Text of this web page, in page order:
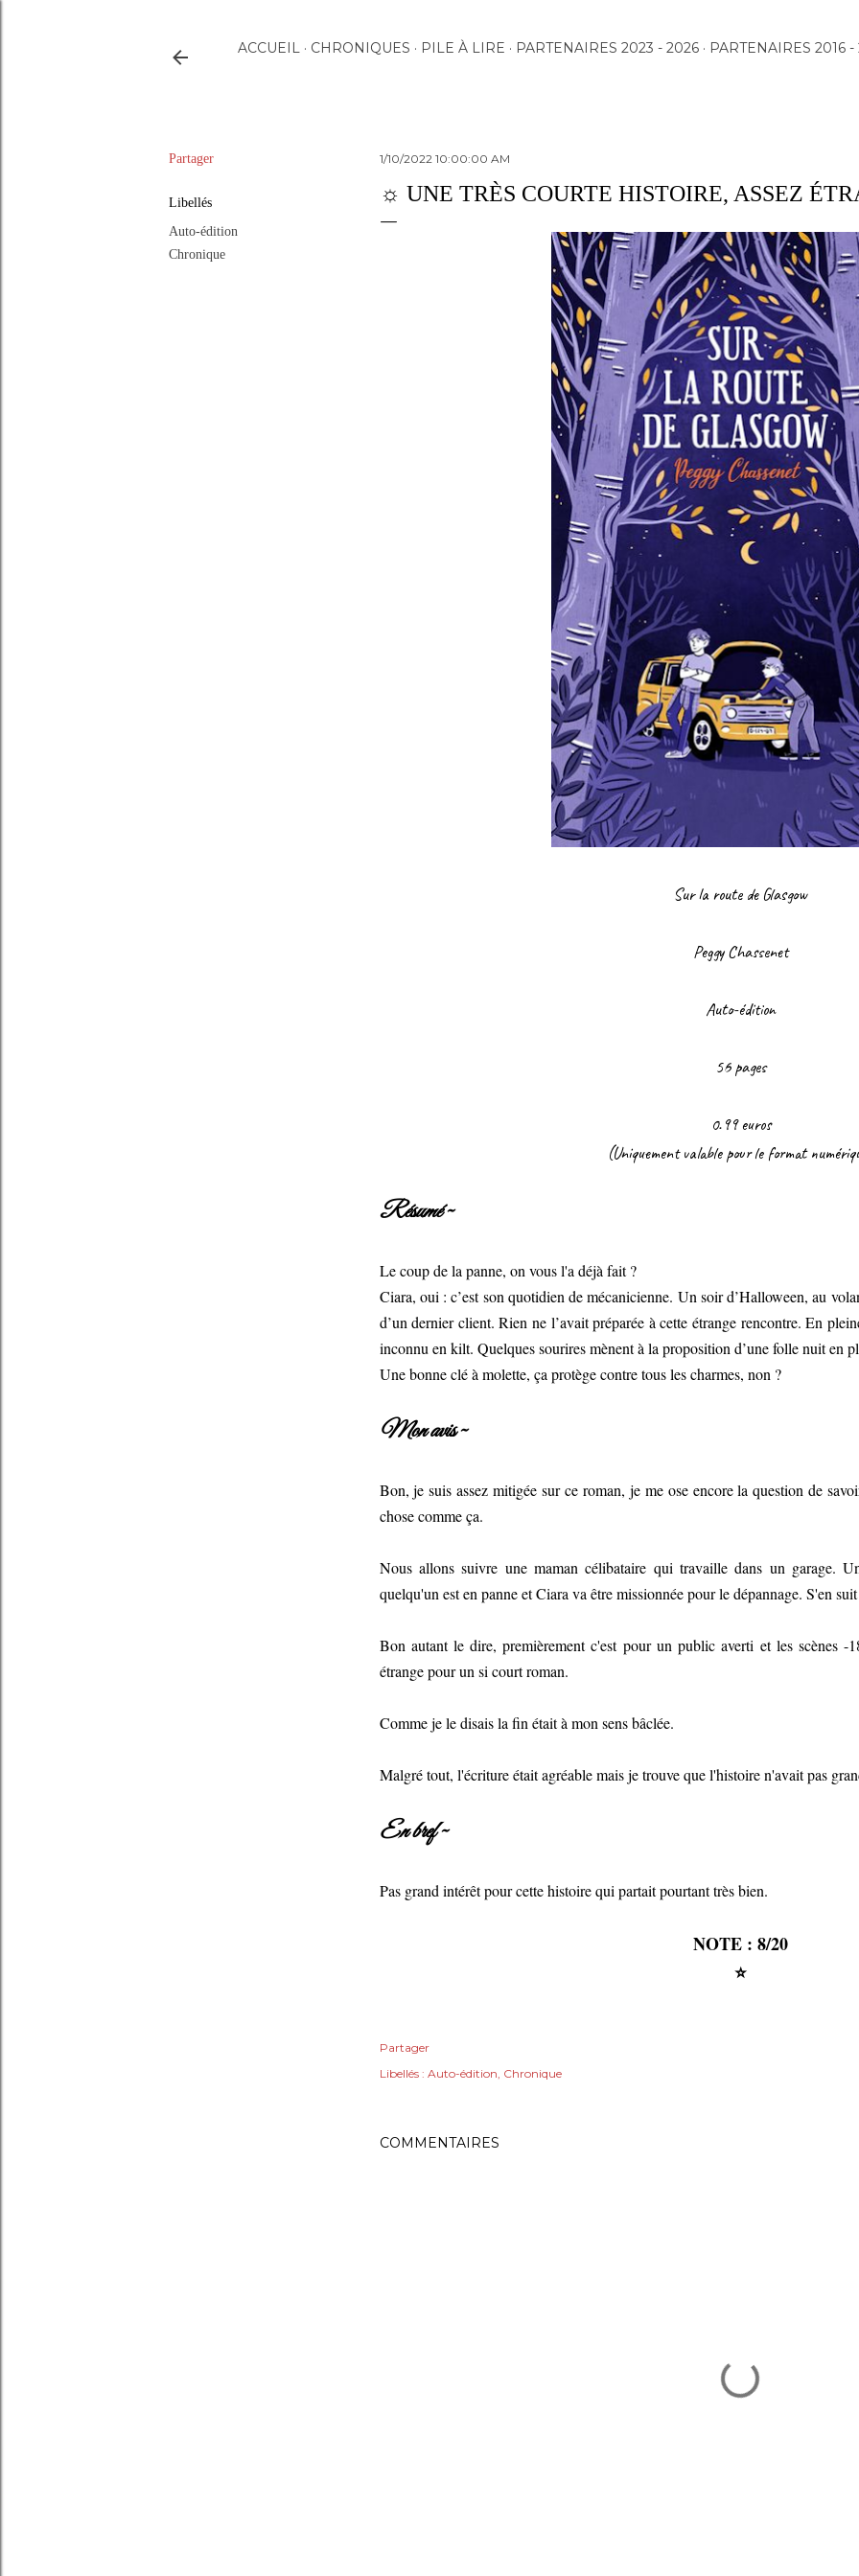
ACCUEIL CHRONIQUES PILE À LIRE PARTENAIRES 2023 - 2026 PARTENAIRES 2016 -
Partager
Libellés
Auto-édition
Chronique
1/10/2022 10:00:00 AM
☼ UNE TRÈS COURTE HISTOIRE, ASSEZ
Sur la route de Glasgow
Peggy Chassenet
Auto-édition
56 pages
0.99 euros
(Uniquement valable pour le format
Résumé ~
Le coup de la panne, on vous l'a déjà fait ?
Ciara, oui : c’est son quotidien de mécanicienne. Un soir d’Halloween, au
d’un dernier client. Rien ne l’avait préparée à cette étrange rencontre. En
inconnu en kilt. Quelques sourires mènent à la proposition d’une folle nuit en
Une bonne clé à molette, ça protège contre tous les charmes, non ?
Mon avis ~
Bon, je suis assez mitigée sur ce roman, je me ose encore la question de
chose comme ça.
Nous allons suivre une maman célibataire qui travaille dans un garage.
quelqu'un est en panne et Ciara va être missionnée pour le dépannage. S'en
Bon autant le dire, premièrement c'est pour un public averti et les scènes -
étrange pour un si court roman.
Comme je le disais la fin était à mon sens bâclée.
Malgré tout, l'écriture était agréable mais je trouve que l'histoire n'avait pas
En bref ~
Pas grand intérêt pour cette histoire qui partait pourtant très bien.
NOTE : 8/20
⭐
Partager
Libellés : Auto-édition Chronique
COMMENTAIRES